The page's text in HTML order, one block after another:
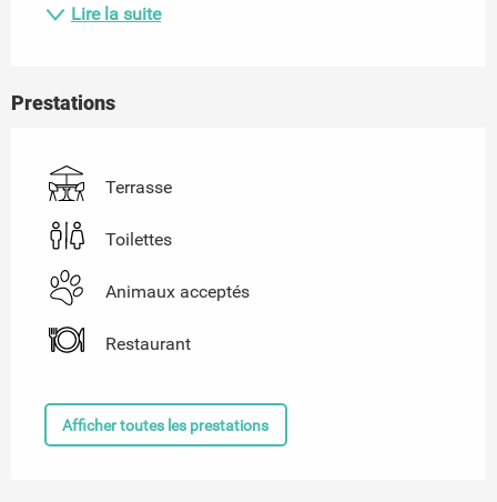
Lire la suite
Prestations
Terrasse
Toilettes
Animaux acceptés
Restaurant
Afficher toutes les prestations